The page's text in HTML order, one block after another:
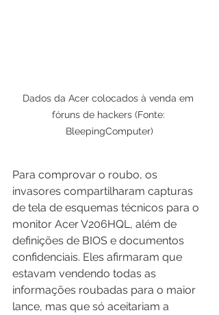
Dados da Acer colocados à venda em
fóruns de hackers (Fonte:
BleepingComputer)
Para comprovar o roubo, os
invasores compartilharam capturas
de tela de esquemas técnicos para o
monitor Acer V206HQL, além de
definições de BIOS e documentos
confidenciais. Eles afirmaram que
estavam vendendo todas as
informações roubadas para o maior
lance, mas que só aceitariam a